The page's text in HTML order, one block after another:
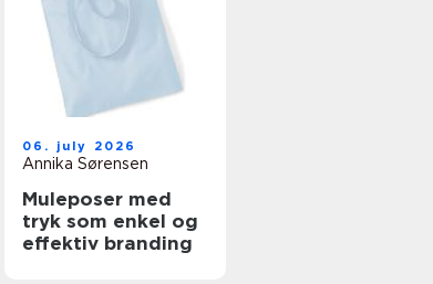
06. july 2026
Annika Sørensen
Muleposer med
tryk som enkel og
effektiv branding